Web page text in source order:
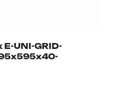
UNI-GRID-